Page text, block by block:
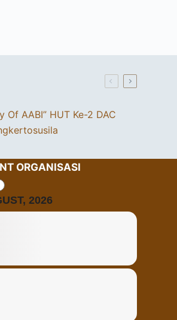
Of AABI” HUT Ke-2 DAC
ORGANISASI
2026